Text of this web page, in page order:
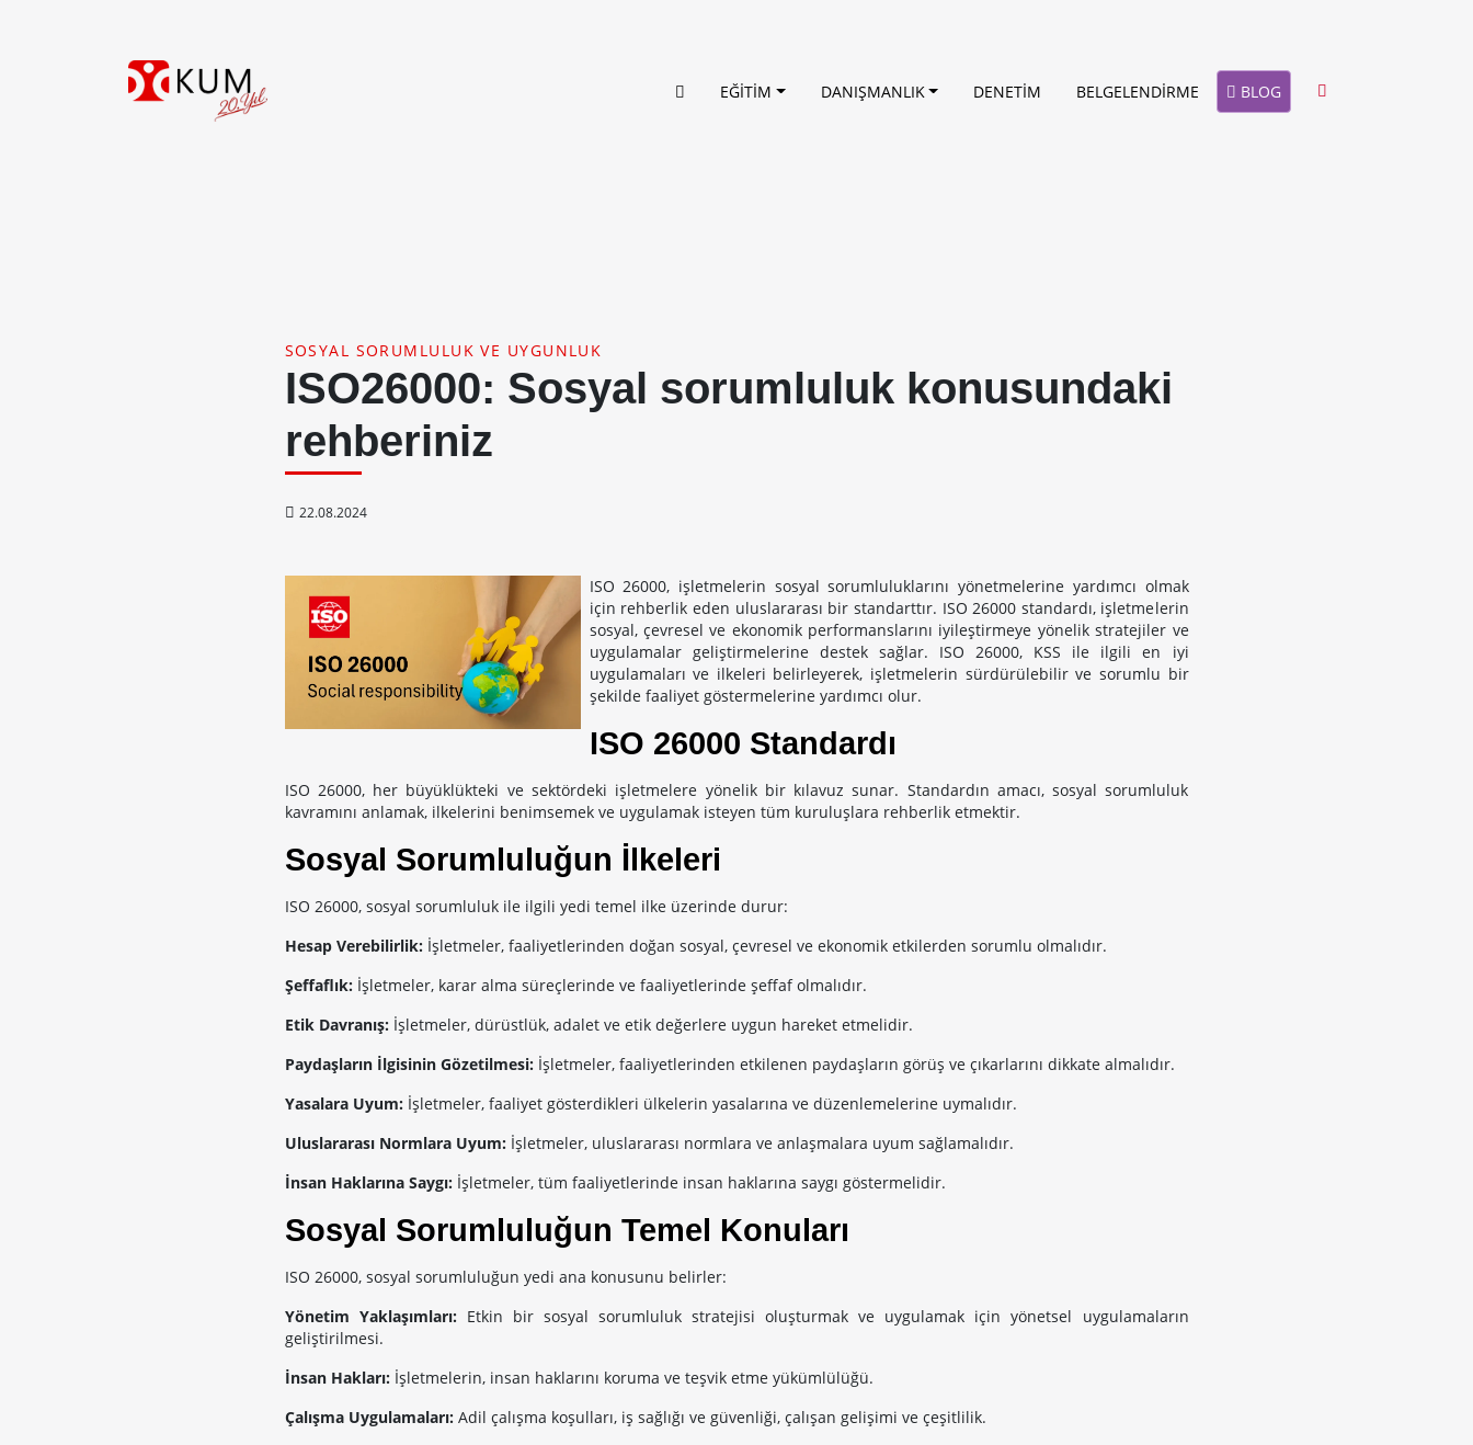
EĞİTİM DANIŞMANLIK DENETİM BELGELENDİRME BLOG
SOSYAL SORUMLULUK VE UYGUNLUK
ISO26000: Sosyal sorumluluk konusundaki
rehberiniz
22.08.2024
ISO 26000, işletmelerin sosyal sorumluluklarını yönetmelerine yardımcı olmak
için rehberlik eden uluslararası bir standarttır. ISO 26000 standardı, işletmelerin
sosyal, çevresel ve ekonomik performanslarını iyileştirmeye yönelik stratejiler ve
uygulamalar geliştirmelerine destek sağlar. ISO 26000, KSS ile ilgili en iyi
uygulamaları ve ilkeleri belirleyerek, işletmelerin sürdürülebilir ve sorumlu bir
şekilde faaliyet göstermelerine yardımcı olur.
ISO 26000 Standardı
ISO 26000, her büyüklükteki ve sektördeki işletmelere yönelik bir kılavuz sunar. Standardın amacı, sosyal sorumluluk
kavramını anlamak, ilkelerini benimsemek ve uygulamak isteyen tüm kuruluşlara rehberlik etmektir.
Sosyal Sorumluluğun İlkeleri
ISO 26000, sosyal sorumluluk ile ilgili yedi temel ilke üzerinde durur:
Hesap Verebilirlik:İşletmeler, faaliyetlerinden doğan sosyal, çevresel ve ekonomik etkilerden sorumlu olmalıdır.
Şeffaflık:İşletmeler, karar alma süreçlerinde ve faaliyetlerinde şeffaf olmalıdır.
Etik Davranış:İşletmeler, dürüstlük, adalet ve etik değerlere uygun hareket etmelidir.
Paydaşların İlgisinin Gözetilmesi: İşletmeler, faaliyetlerinden etkilenen paydaşların görüş ve çıkarlarını dikkate almalıdır.
Yasalara Uyum: İşletmeler, faaliyet gösterdikleri ülkelerin yasalarına ve düzenlemelerine uymalıdır.
Uluslararası Normlara Uyum: İşletmeler, uluslararası normlara ve anlaşmalara uyum sağlamalıdır.
İnsan Haklarına Saygı: İşletmeler, tüm faaliyetlerinde insan haklarına saygı göstermelidir.
Sosyal Sorumluluğun Temel Konuları
ISO 26000, sosyal sorumluluğun yedi ana konusunu belirler:
Yönetim Yaklaşımları:Etkin bir sosyal sorumluluk stratejisi oluşturmak ve uygulamak için yönetsel uygulamaların
geliştirilmesi.
İnsan Hakları:İşletmelerin, insan haklarını koruma ve teşvik etme yükümlülüğü.
Çalışma Uygulamaları:Adil çalışma koşulları, iş sağlığı ve güvenliği, çalışan gelişimi ve çeşitlilik.